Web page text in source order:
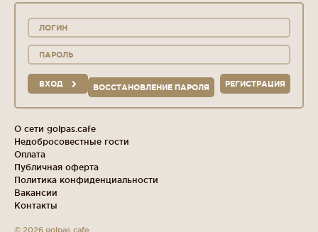
ВХОД РЕГИСТРАЦИЯ
ВОССТАНОВЛЕНИЕ ПАРОЛЯ
О сети golpas.cafe
Недобросовестные гости
Оплата
Публичная оферта
Политика конфиденциальности
Вакансии
Контакты
© 2026 golpas.cafe